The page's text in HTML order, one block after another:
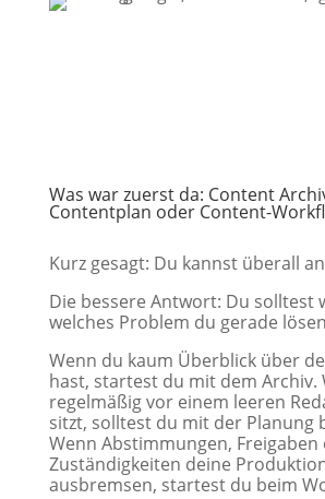
Was war zuerst da: Content
Contentplan oder Content-
Kurz gesagt: Du kannst überall
Die bessere Antwort: Du solltest
welches Problem du gerade
Wenn du kaum Überblick über
hast, startest du mit dem Archiv.
regelmäßig vor einem leeren
sitzt, solltest du mit der Planung
Wenn Abstimmungen, Freigaben
Zuständigkeiten deine
ausbremsen, startest du beim